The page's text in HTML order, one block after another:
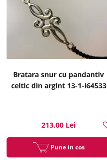
Bratara snur cu pandantiv
celtic din argint 13-1-i64533
213.00 Lei
Pune in cos